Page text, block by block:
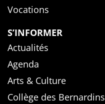
Vocations
S’INFORMER
Actualités
Agenda
Arts & Culture
Collège des Bernardins